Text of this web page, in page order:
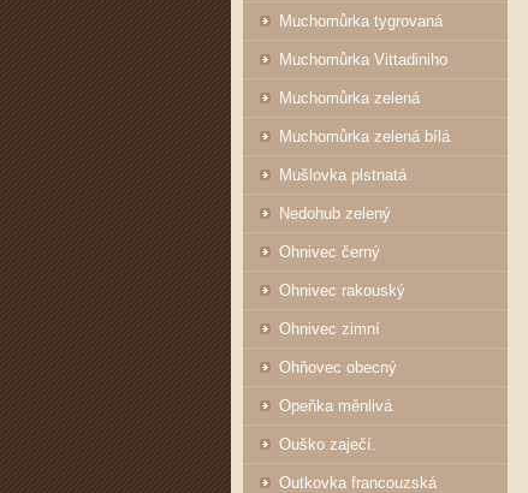
Muchomůrka tygrovaná
Muchomůrka Vittadiniho
Muchomůrka zelená
Muchomůrka zelená bílá
Mušlovka plstnatá
Nedohub zelený
Ohnivec černý
Ohnivec rakouský
Ohnivec zimní
Ohňovec obecný
Opeňka měnlivá
Ouško zaječí.
Outkovka francouzská